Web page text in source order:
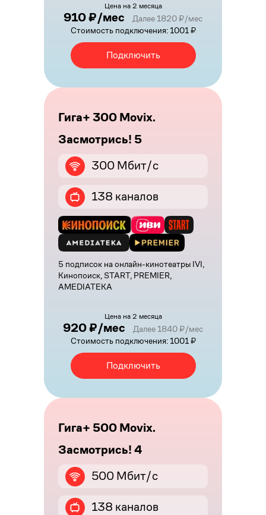
Цена на 2 месяца
910 ₽/мес
Далее 1820 ₽/мес
Стоимость подключения: 1001 ₽
Подключить
Гига+ 300 Movix.
Засмотрись! 5
300 Мбит/с
138 каналов
5 подписок на онлайн-кинотеатры IVI,
Кинопоиск, START, PREMIER,
AMEDIATEKA
Цена на 2 месяца
920 ₽/мес
Далее 1840 ₽/мес
Стоимость подключения: 1001 ₽
Подключить
Гига+ 500 Movix.
Засмотрись! 4
500 Мбит/с
138 каналов